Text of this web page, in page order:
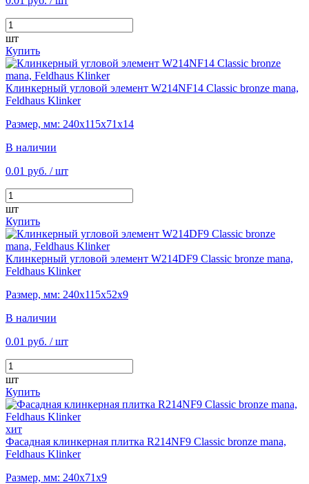
шт
Купить
Клинкерный угловой элемент W214NF14 Classic bronze mana,
Feldhaus Klinker
Размер, мм: 240х115х71х14
В наличии
0.01 руб. / шт
шт
Купить
Клинкерный угловой элемент W214DF9 Classic bronze mana,
Feldhaus Klinker
Размер, мм: 240х115х52х9
В наличии
0.01 руб. / шт
шт
Купить
хит
Фасадная клинкерная плитка R214NF9 Classic bronze mana,
Feldhaus Klinker
Размер, мм: 240х71х9